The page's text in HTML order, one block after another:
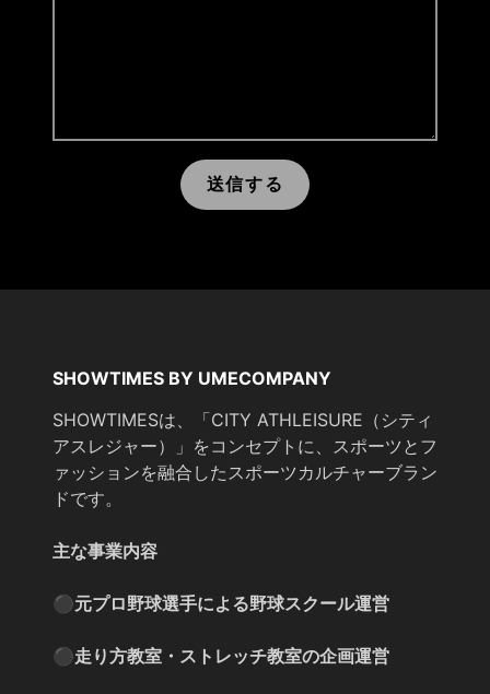
送信する
SHOWTIMES BY UMECOMPANY
SHOWTIMESは、「CITY ATHLEISURE（シティ
アスレジャー）」をコンセプトに、スポーツとフ
ァッションを融合したスポーツカルチャーブラン
ドです。
主な事業内容
⚫︎元プロ野球選手による野球スクール運営
⚫︎走り方教室・ストレッチ教室の企画運営